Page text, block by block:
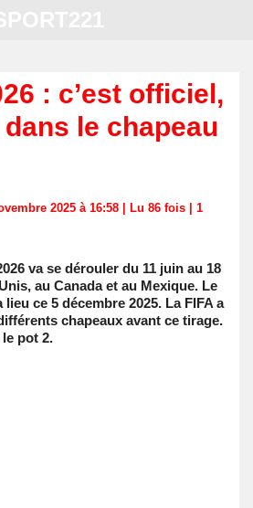
: c’est officiel,
le chapeau
2025 à 16:58 | Lu 86 fois | 1
va se dérouler du 11 juin au 18
au Canada et au Mexique. Le
ce 5 décembre 2025. La FIFA a
chapeaux avant ce tirage.
pot 2.